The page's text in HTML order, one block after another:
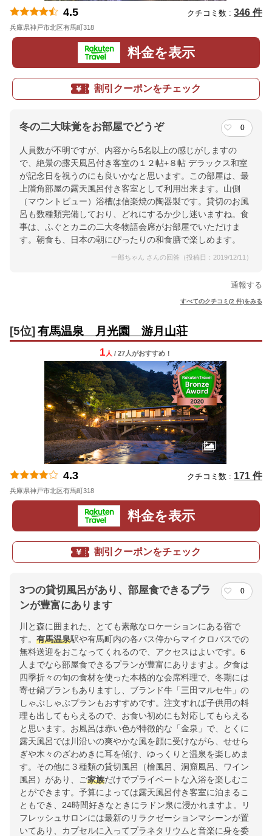
4.5 クチコミ数 : 346 件
兵庫県神戸市北区有馬町318
料金を表示
割引クーポンをチェック
冬の二大味覚をお部屋でどうぞ 0
人員数が不明ですが、内容から5名以上の感じがしますの
で、絶景の露天風呂付き客室の１２帖+８帖 デラックス和室
が記念日を祝うのにも良いかなと思います。この部屋は、最
上階角部屋の露天風呂付き客室として利用出来ます。山側
（マウントビュー）浴槽は信楽焼の陶器製です。貸切のお風
呂も数種類完備しており、どれにするか少し迷いますね。食
事は、ふぐとカニの二大冬物語会席がお部屋でいただけま
す。朝食も、日本の朝にぴったりの和食膳で楽しめます。
一郎ちゃん さんの回答（投稿日：2019/12/11）
通報する
すべてのクチコミ(2 件)をみる
[5位] 有馬温泉 月光園 游月山荘
1 人 / 27人がおすすめ！
4.3 クチコミ数 : 171 件
兵庫県神戸市北区有馬町318
料金を表示
割引クーポンをチェック
3つの貸切風呂があり、部屋食できるプラ
ンが豊富にあります
0
川と森に囲まれた、とても素敵なロケーションにある宿で
す。 有馬温泉駅や有馬町内の各バス停からマイクロバスでの
無料送迎をおこなってくれるので、アクセスはよいです。6
人までなら部屋食できるプランが豊富にありますよ。夕食は
四季折々の旬の食材を使った本格的な会席料理で、冬期には
寄せ鍋プランもありますし、ブランド牛「三田マルセ牛」の
しゃぶしゃぶプランもおすすめです。注文すれば子供用の料
理も出してもらえるので、お食い初めにも対応してもらえる
と思います。お風呂は赤い色が特徴的な「金泉」で、とくに
露天風呂では川沿いの爽やかな風を顔に受けながら、せせら
ぎや木々のざわめきに耳を傾け、ゆっくりと温泉を楽しめま
す。その他に３種類の貸切風呂（檜風呂、洞窟風呂、ワイン
風呂）があり、ご家族だけでプライベートな入浴を楽しむこ
とができます。予算によっては露天風呂付き客室に泊まるこ
ともでき、24時間好きなときにラドン泉に浸かれますよ。リ
フレッシュサロンには最新のリラクゼーションマシーンが置
いてあり、カプセルに入ってプラネタリウムと音楽に身を委